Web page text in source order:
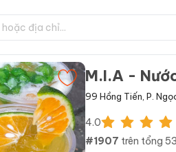
M.I.A -
99 Hồng Tiến P.
4.0
#1907 trên tổng